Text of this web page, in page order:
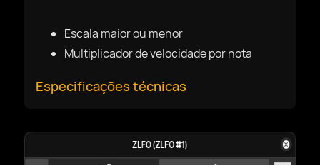
Escala maior ou menor
Multiplicador de velocidade por nota
Especificações técnicas